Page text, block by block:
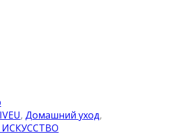
, Домашний уход,